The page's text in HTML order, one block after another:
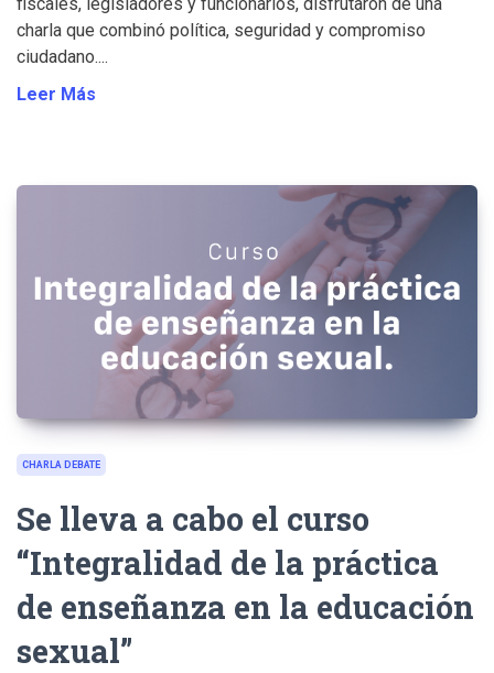
charla que combinó política, seguridad y compromiso
ciudadano....
Leer Más
CHARLA DEBATE
Se lleva a cabo el curso
“Integralidad de la práctica
de enseñanza en la educación
sexual”